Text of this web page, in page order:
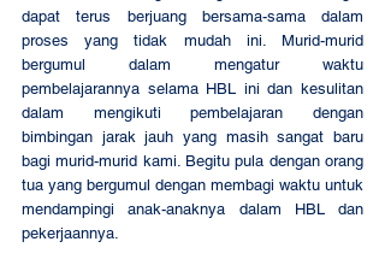
dapat terus berjuang bersama-sama dalam
proses yang tidak mudah ini. Murid-murid
bergumul dalam mengatur waktu
pembelajarannya selama HBL ini dan kesulitan
dalam mengikuti pembelajaran dengan
bimbingan jarak jauh yang masih sangat baru
bagi murid-murid kami. Begitu pula dengan orang
tua yang bergumul dengan membagi waktu untuk
mendampingi anak-anaknya dalam HBL dan
pekerjaannya.